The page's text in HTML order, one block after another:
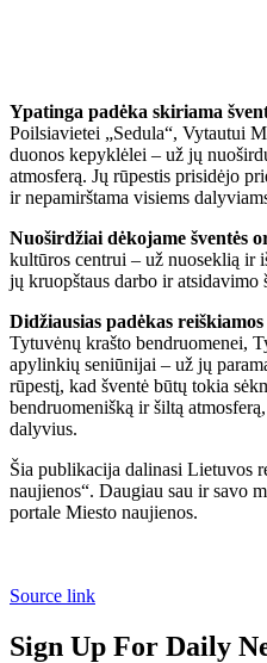
Ypatinga padėka skiriama
Poilsiavietei „Sedula“, Vytautui
duonos kepyklėlei – už jų
atmosferą. Jų rūpestis prisidėjo
ir nepamirštama visiems
Nuoširdžiai dėkojame šventės
kultūros centrui – už nuoseklią ir
jų kruopštaus darbo ir
Didžiausias padėkas
Tytuvėnų krašto bendruomenei,
apylinkių seniūnijai – už jų
rūpestį, kad šventė būtų tokia
bendruomenišką ir šiltą
dalyvius.
Šia publikacija dalinasi Lietuvos
naujienos“. Daugiau sau ir savo
portale Miesto naujienos.
Source link
Sign Up For Daily